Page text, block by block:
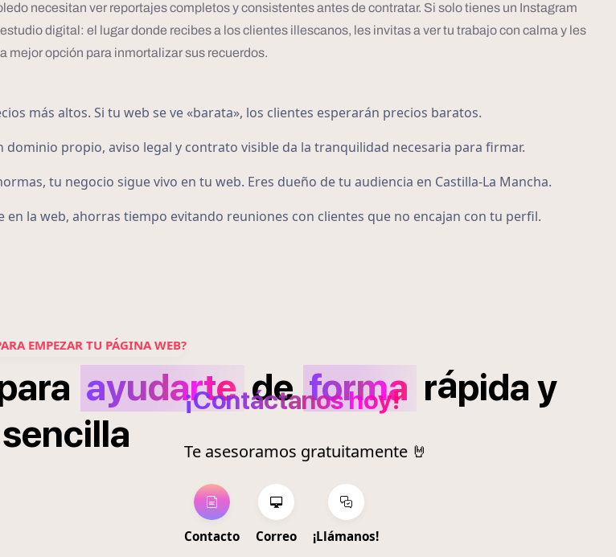
necesitan ver reportajes completos y consistentes antes de contratar. Si solo tienes un Instagram
digital: el lugar donde recibes a los clientes illescanos, les invitas a ver tu trabajo con calma y les
mejor opción para inmortalizar sus recuerdos.
más altos. Si tu web se ve «barata», los clientes esperarán precios baratos.
dominio propio, aviso legal y contrato visible da la tranquilidad necesaria para firmar.
tu negocio sigue vivo en tu web. Eres dueño de tu audiencia en Castilla-La Mancha.
la web, ahorras tiempo evitando reuniones con clientes que no encajan con tu perfil.
EMPEZAR TU PÁGINA WEB?
ayudarte de forma rápida y
sencilla
¡Contáctanos hoy!
Te asesoramos gratuitamente 🤘
Contacto Correo ¡Llámanos!